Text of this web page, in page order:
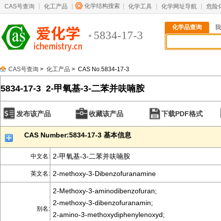
CAS号查询 化工产品 化学结构搜索 化学工具 化学网址导航 危险
5834-17-3
化学品查询
CAS号查询 > 化工产品 > CAS No.5834-17-3
5834-17-3 2-甲氧基-3-二苯并呋喃胺
发布该产品 收藏该产品 下载PDF格式
CAS Number:5834-17-3 基本信息
中文名: 2-甲氧基-3-二苯并呋喃胺
英文名: 2-methoxy-3-Dibenzofuranamine
别名:
2-Methoxy-3-aminodibenzofuran;
2-methoxy-3-dibenzofuranamin;
2-amino-3-methoxydiphenylenoxyd;